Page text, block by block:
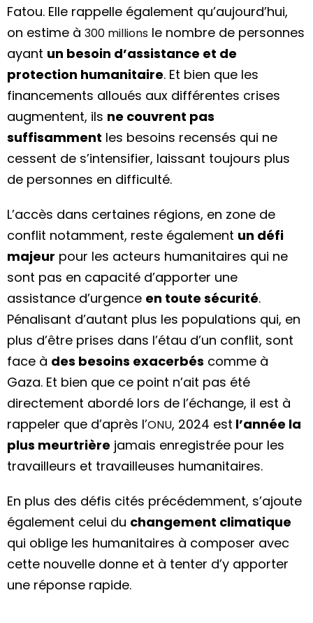
Fatou. Elle rappelle également qu’aujourd’hui,
on estime à 300 millions le nombre de personnes
ayant un besoin d’assistance et de
protection humanitaire. Et bien que les
financements alloués aux différentes crises
augmentent, ils ne couvrent pas
suffisamment les besoins recensés qui ne
cessent de s’intensifier, laissant toujours plus
de personnes en difficulté.
L’accès dans certaines régions, en zone de
conflit notamment, reste également un défi
majeur pour les acteurs humanitaires qui ne
sont pas en capacité d’apporter une
assistance d’urgence en toute sécurité.
Pénalisant d’autant plus les populations qui, en
plus d’être prises dans l’étau d’un conflit, sont
face à des besoins exacerbés comme à
Gaza. Et bien que ce point n’ait pas été
directement abordé lors de l’échange, il est à
rappeler que d’après l’ONU, 2024 est l’année la
plus meurtrière jamais enregistrée pour les
travailleurs et travailleuses humanitaires.
En plus des défis cités précédemment, s’ajoute
également celui du changement climatique
qui oblige les humanitaires à composer avec
cette nouvelle donne et à tenter d’y apporter
une réponse rapide.